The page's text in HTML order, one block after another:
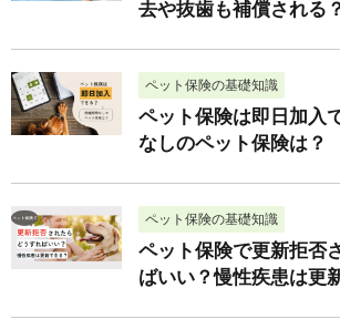
去や抜歯も補償される？
ペット保険の基礎知識
ペット保険は即日加入
なしのペット保険は？
ペット保険の基礎知識
ペット保険で更新拒否
ばいい？慢性疾患は更